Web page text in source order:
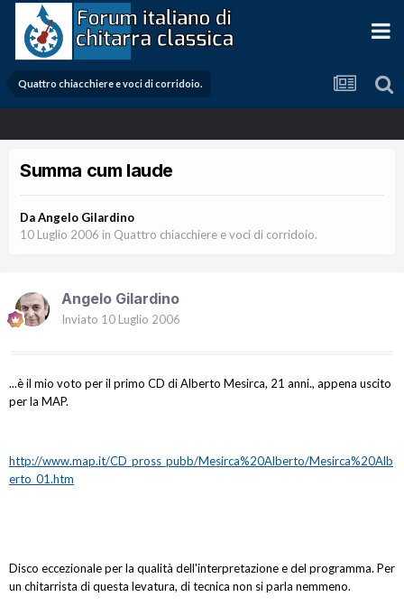
Quattro chiacchiere e voci di corridoio.
Summa cum laude
DaAngelo Gilardino
10 Luglio 2006 in Quattro chiacchiere e voci di corridoio.
Angelo Gilardino
Inviato 10 Luglio 2006
...è il mio voto per il primo CD di Alberto Mesirca, 21 anni., appena uscito
per la MAP.
http://www.map.it/CD_pross_pubb/Mesirca%20Alberto/Mesirca%20Alb
erto_01.htm
Disco eccezionale per la qualità dell'interpretazione e del programma. Per
un chitarrista di questa levatura, di tecnica non si parla nemmeno.